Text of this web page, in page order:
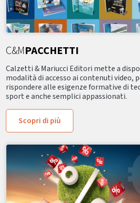
C&MPACCHETTI
Calzetti & Mariucci Editori mette a
modalità di accesso ai contenuti video,
rispondere alle esigenze formative di
sport e anche semplici appassionati.
Scopri di più